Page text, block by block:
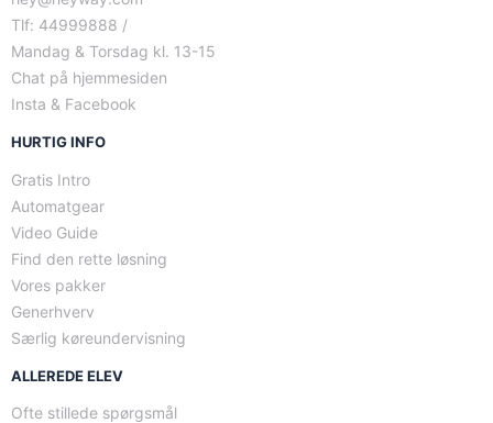
Tlf: 44999888 /
Mandag & Torsdag kl. 13-15
Chat på hjemmesiden
Insta & Facebook
HURTIG INFO
Gratis Intro
Automatgear
Video Guide
Find den rette løsning
Vores pakker
Generhverv
Særlig køreundervisning
ALLEREDE ELEV
Ofte stillede spørgsmål